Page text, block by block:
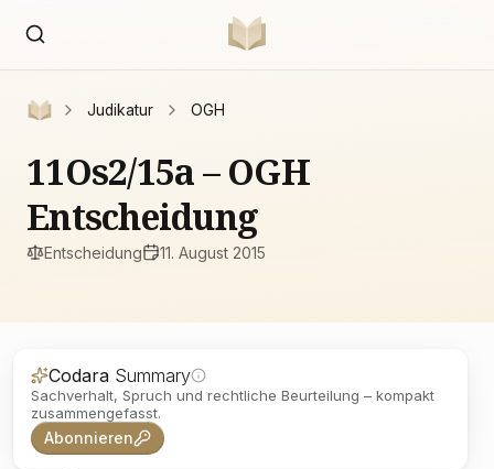
Judikatur OGH
11Os2/15a – OGH
Entscheidung
Entscheidung 11. August 2015
Codara Summary
Sachverhalt, Spruch und rechtliche Beurteilung – kompakt
zusammengefasst.
Abonnieren